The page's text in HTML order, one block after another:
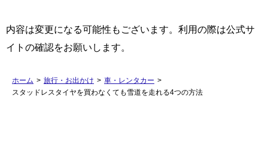
内容は変更になる可能性もございます。利用の際は公式サ
イトの確認をお願いします。
ホーム > 旅行・お出かけ > 車・レンタカー >
スタッドレスタイヤを買わなくても雪道を走れる4つの方法